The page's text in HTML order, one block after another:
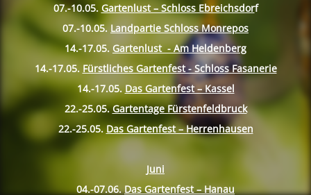
07.-10.05. Gartenlust – Schloss Ebreichsdorf
07.-10.05. Landpartie Schloss Monrepos
14.-17.05. Gartenlust - Am Heldenberg
14.-17.05. Fürstliches Gartenfest - Schloss Fasanerie
14.-17.05. Das Gartenfest – Kassel
22.-25.05. Gartentage Fürstenfeldbruck
22.-25.05. Das Gartenfest – Herrenhausen
Juni
04.-07.06. Das Gartenfest – Hanau